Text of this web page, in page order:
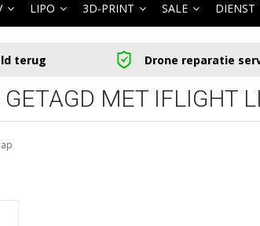
LIPO 3D-PRINT SALE DIENST
terug Drone reparatie
MET IFLIGHT